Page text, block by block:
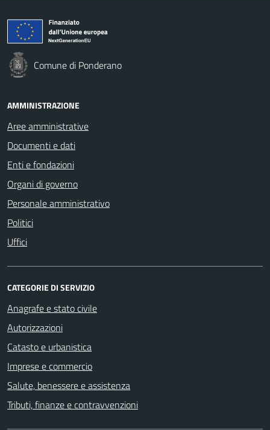
Comune di Ponderano
AMMINISTRAZIONE
Aree amministrative
Documenti e dati
Enti e fondazioni
Organi di governo
Personale amministrativo
Politici
Uffici
CATEGORIE DI SERVIZIO
Anagrafe e stato civile
Autorizzazioni
Catasto e urbanistica
Imprese e commercio
Salute, benessere e assistenza
Tributi, finanze e contravvenzioni